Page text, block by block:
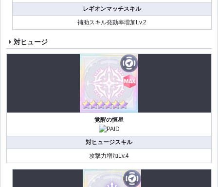
レギオンマッチスキル
補助スキル発動率増加Lv.2
対ヒュージ
覚醒の恒星
対ヒュージスキル
攻撃力増加Lv.4